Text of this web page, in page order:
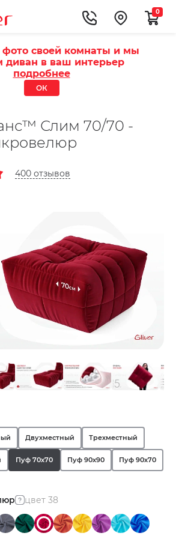
0
своей комнаты и мы
диван в ваш интерьер
подробнее
ОК
Слим 70/70 -
400 отзывов
Двухместный Трехместный
Пуф 70х70 Пуф 90х90 Пуф 90х70
цвет 38